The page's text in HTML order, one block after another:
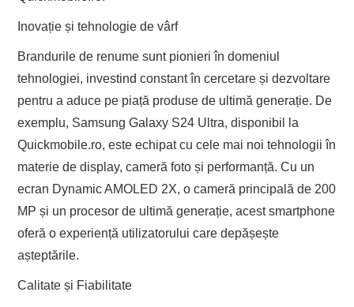
Inovație și tehnologie de vârf
Brandurile de renume sunt pionieri în domeniul
tehnologiei, investind constant în cercetare și dezvoltare
pentru a aduce pe piață produse de ultimă generație. De
exemplu, Samsung Galaxy S24 Ultra, disponibil la
Quickmobile.ro, este echipat cu cele mai noi tehnologii în
materie de display, cameră foto și performanță. Cu un
ecran Dynamic AMOLED 2X, o cameră principală de 200
MP și un procesor de ultimă generație, acest smartphone
oferă o experiență utilizatorului care depășește
așteptările.
Calitate și Fiabilitate